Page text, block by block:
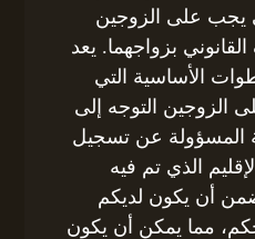
يجب على الزوجين
بزواجهما. يعد
الأساسية التي
الزوجين التوجه إلى
المسؤولة عن تسجيل
الذي تم فيه
أن يكون لديكم
مما يمكن أن يكون